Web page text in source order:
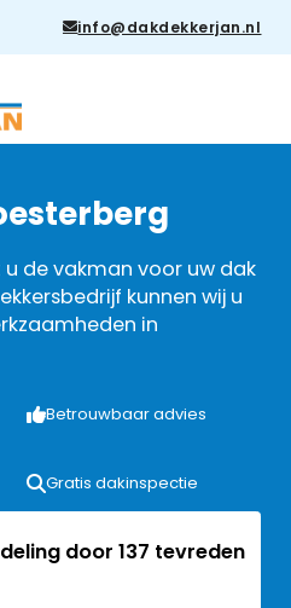
info@dakdekkerjan.nl
de vakman voor uw dak
kunnen wij u
in
Betrouwbaar advies
Gratis dakinspectie
door 137 tevreden